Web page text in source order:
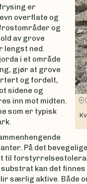
er
overflate og
og
av grove
ned.
i et område
gjør at grove
og fordelt,
sidene og
inn mot midten.
som er typisk
På det
til
kan det
særlig aktive. Både